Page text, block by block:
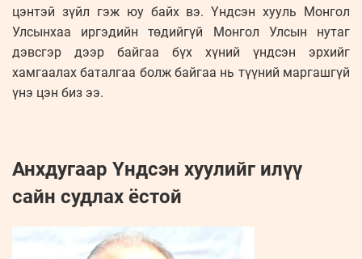
цэнтэй зүйл гэж юу байх вэ. Үндсэн хууль Монгол
Улсынхаа иргэдийн төдийгүй Монгол Улсын нутаг
дэвсгэр дээр байгаа бүх хүний үндсэн эрхийг
хамгаалах баталгаа болж байгаа нь түүний маргашгүй
үнэ цэн биз ээ.
Анхдугаар Үндсэн хуулийг илүү
сайн судлах ёстой